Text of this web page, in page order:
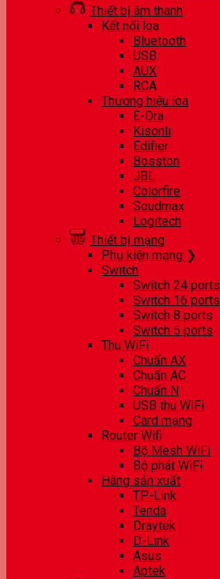
Thiết bị âm thanh
Kết nối loa
Bluetooth
USB
AUX
RCA
Thương hiệu loa
E-Dra
Kisonli
Edifier
Bosston
JBL
Colorfire
Soudmax
Logitech
Thiết bị mạng
Phụ kiện mạng ❯
Switch
Switch 24 ports
Switch 16 ports
Switch 8 ports
Switch 5 ports
Thu WiFi
Chuẩn AX
Chuẩn AC
Chuẩn N
USB thu WiFi
Card mạng
Router Wifi
Bộ Mesh WiFi
Bộ phát WiFi
Hãng sản xuất
TP-Link
Tenda
Draytek
D-Link
Asus
Aptek